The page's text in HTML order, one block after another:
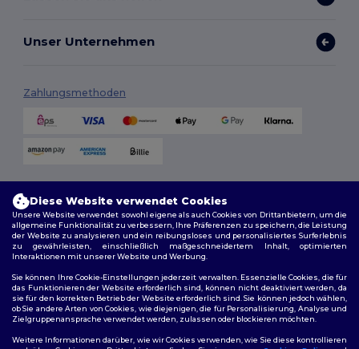
Unser Unternehmen
Zahlungsmethoden
Folge uns
Diese Website verwendet Cookies
Unsere Website verwendet sowohl eigene als auch Cookies von Drittanbietern, um die
allgemeine Funktionalität zu verbessern, Ihre Präferenzen zu speichern, die Leistung
der Website zu analysieren und ein reibungsloses und personalisiertes Surferlebnis
zu gewährleisten, einschließlich maßgeschneidertem Inhalt, optimierten
Interaktionen mit unserer Website und Werbung.
Sie können Ihre Cookie-Einstellungen jederzeit verwalten. Essenzielle Cookies, die für
das Funktionieren der Website erforderlich sind, können nicht deaktiviert werden, da
sie für den korrekten Betrieb der Website erforderlich sind. Sie können jedoch wählen,
ob Sie andere Arten von Cookies, wie diejenigen, die für Personalisierung, Analyse und
Zielgruppenansprache verwendet werden, zulassen oder blockieren möchten.
Weitere Informationen darüber, wie wir Cookies verwenden, wie Sie diese kontrollieren